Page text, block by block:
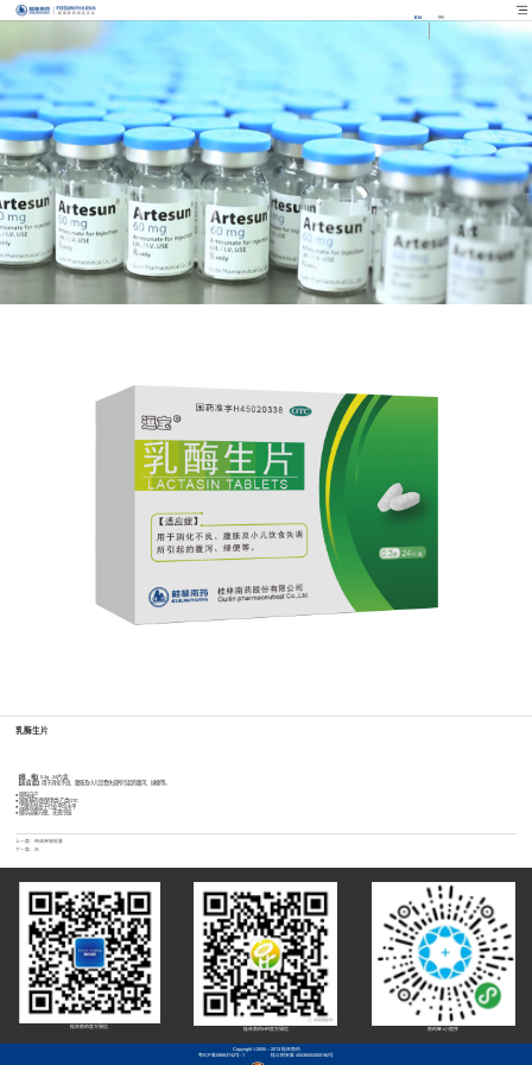
EN FR
乳酶生片
【规 格】
0.3g 24片/盒
【适 应 症】
用于消化不良、腹胀及小儿饮食失调所引起的腹泻、绿便等。
● 原料自产
● 国家基药/医保甲类/乙类OTC
● 活菌含量高于行业平均水平
● 储存运输方便、无需冷链
上一篇：神曲胃痛胶囊
下一篇：无
桂林南药官方微信
桂林南药HR官方微信 南药智+小程序
Copyright ©2005 - 2013 桂林南药
粤ICP备09063742号-1
桂公网安备 45030502000182号